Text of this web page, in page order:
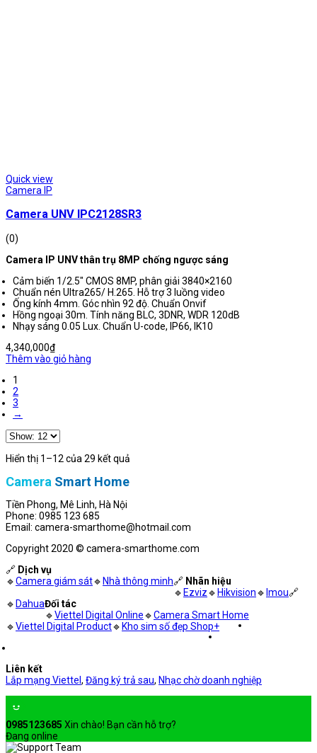
Quick view
Camera IP
Camera UNV IPC2128SR3
(0)
Camera IP UNV thân trụ 8MP chống ngược sáng
Cảm biến 1/2.5″ CMOS 8MP, phân giải 3840×2160
Chuẩn nén Ultra265/ H.265. Hỗ trợ 3 luồng video
Ống kính 4mm. Góc nhìn 92 độ. Chuẩn Onvif
Hồng ngoại 30m. Tính năng BLC, 3DNR, WDR 120dB
Nhạy sáng 0.05 Lux. Chuẩn U-code, IP66, IK10
4,340,000₫
Thêm vào giỏ hàng
1
2
3
→
Hiển thị 1–12 của 29 kết quả
Camera Smart Home
Tiền Phong, Mê Linh, Hà Nội
Phone: 0985 123 685
Email: camera-smarthome@hotmail.com
Copyright 2020 © camera-smarthome.com
🔗 Dịch vụ
🔹Camera giám sát🔹Nhà thông minh🔗 Nhãn hiệu
🔹Ezviz🔹Hikvision🔹Imou
🔹Dahua
🔗
Đối tác
🔹Viettel Digital Online🔹Camera Smart Home
🔹Viettel Digital Product🔹Kho sim số đẹp Shop+
Liên kết
Lắp mạng Viettel, Đăng ký trả sau, Nhạc chờ doanh nghiệp
0985123685 Xin chào! Bạn cần hỗ trợ?
Đang online